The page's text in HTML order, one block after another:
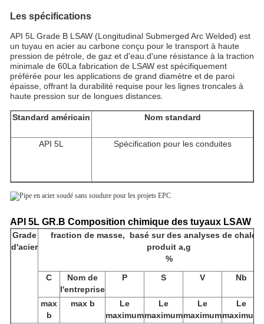
Les spécifications
API 5L Grade B LSAW (Longitudinal Submerged Arc Welded) est
un tuyau en acier au carbone conçu pour le transport à haute
pression de pétrole, de gaz et d'eau.d'une résistance à la traction
minimale de 60La fabrication de LSAW est spécifiquement
préférée pour les applications de grand diamètre et de paroi
épaisse, offrant la durabilité requise pour les lignes troncales à
haute pression sur de longues distances.
Standard américain Nom standard
API 5L Spécification pour les conduites
API 5L GR.B Composition chimique des tuyaux LSAW
Grade
d'acier
fraction de masse,
basé sur des analyses de
produit a,g
%
C
Nom de
l'entreprise
P S V Nb
max
b
max b
Le
maximum
Le
maximum
Le
maximum
Le
maximum